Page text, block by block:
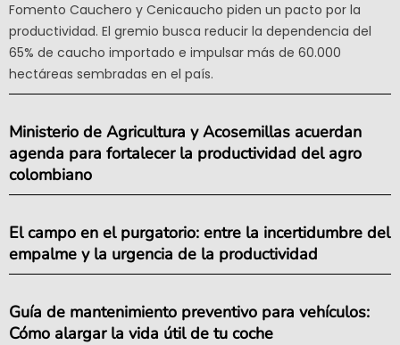
Fomento Cauchero y Cenicaucho piden un pacto por la
productividad. El gremio busca reducir la dependencia del
65% de caucho importado e impulsar más de 60.000
hectáreas sembradas en el país.
Ministerio de Agricultura y Acosemillas acuerdan
agenda para fortalecer la productividad del agro
colombiano
El campo en el purgatorio: entre la incertidumbre del
empalme y la urgencia de la productividad
Guía de mantenimiento preventivo para vehículos:
Cómo alargar la vida útil de tu coche